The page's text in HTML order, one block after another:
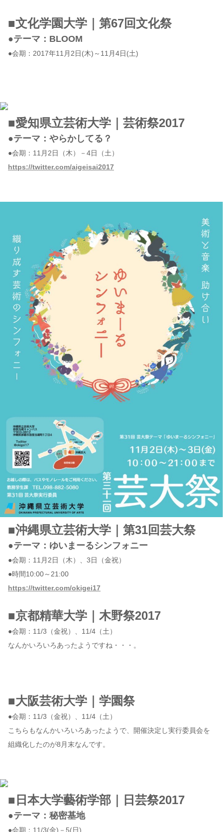
■文化学園大学｜第67回文化祭
●テーマ：BLOOM
●会期：2017年11月2日(木)～11月4日(土)
■愛知県立芸術大学｜芸術祭2017
●テーマ：やらかしてる？
●会期：11月2日（木）－4日（土）
https://twitter.com/aigeisai2017
■沖縄県立芸術大学｜第31回芸大祭
●テーマ：ゆいまーるシンフォニー
●会期：11月2日（木）、3日（金祝）
●時間10:00～21:00
https://twitter.com/okigei17
■京都精華大学｜木野祭2017
●会期：11/3（金祝）、11/4（土）
なんかいろいろあったようですね・・・。
■大阪芸術大学｜学園祭
●会期：11/3（金祝）、11/4（土）
こちらもなんかいろいろあったようで、開催決定し実行委員会を
組織化したのが8月末なんです。
■日本大学藝術学部｜日芸祭2017
●テーマ：秘密基地
●会期：11/3(金)－5(日)